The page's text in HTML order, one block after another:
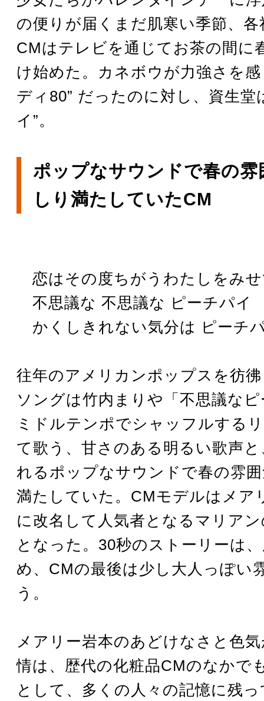
の便りが届くまだ肌寒い季節、各
CMはテレビを通じてお茶の間に
け始めた。カネボウが力強さを
ディ80” だったのに対し、資生堂
イ”。
ポップなサウンドで春の雰
しり満たしていたCM
恋はその度ちがうわたしをみ
不思議な 不思議な ピーチパイ
かくしきれない気分は ピーチ
往年のアメリカンポップスを彷
ソングは竹内まりや「不思議な
ミドルテンポでシャッフルする
て歌う、甘さのある明るい歌声
れるポップなサウンドで春の雰
満たしていた。CMモデルはメア
に改名して人気者となるマリア
となった。30秒のストーリーは
め、CMの最後は少し大人っぽい
う。
メアリー岩本のあどけなさと色
情は、歴代の化粧品CMのなかで
として、多くの人々の記憶に残